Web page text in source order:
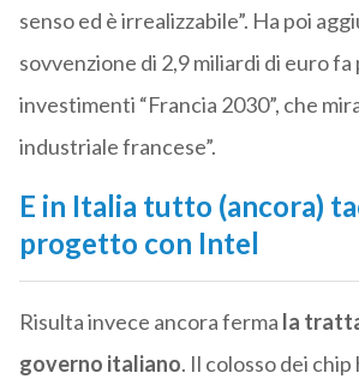
senso ed è irrealizzabile”. Ha poi
sovvenzione di 2,9 miliardi di euro
investimenti “Francia 2030”, che
industriale francese”.
E in Italia tutto (ancora)
progetto con Intel
Risulta invece ancora ferma la
governo italiano. Il colosso dei